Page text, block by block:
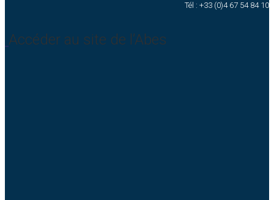
Tél : +33 (0)4 67 54 84 10
Accéder au site de l’Abes